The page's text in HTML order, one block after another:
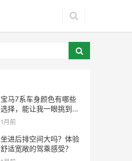
宝马7系车身颜色有哪些
选择，能让我一眼挑到心
仪的？？
1月前
坐进后排空间大吗？体验
舒适宽敞的驾乘感受？